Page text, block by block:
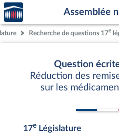
Aller au contenu
Aller en bas de la page
Accèder
à la
page
d'accueil
Assemblée
Recherche de questions 17e
Question
Réduction des
sur les
17e Législature